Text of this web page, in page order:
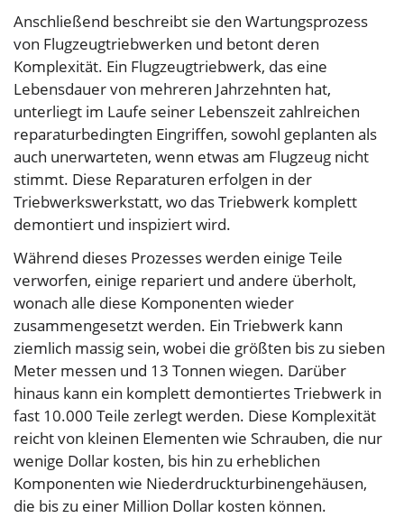
Anschließend beschreibt sie den Wartungsprozess
von Flugzeugtriebwerken und betont deren
Komplexität. Ein Flugzeugtriebwerk, das eine
Lebensdauer von mehreren Jahrzehnten hat,
unterliegt im Laufe seiner Lebenszeit zahlreichen
reparaturbedingten Eingriffen, sowohl geplanten als
auch unerwarteten, wenn etwas am Flugzeug nicht
stimmt. Diese Reparaturen erfolgen in der
Triebwerkswerkstatt, wo das Triebwerk komplett
demontiert und inspiziert wird.
Während dieses Prozesses werden einige Teile
verworfen, einige repariert und andere überholt,
wonach alle diese Komponenten wieder
zusammengesetzt werden. Ein Triebwerk kann
ziemlich massig sein, wobei die größten bis zu sieben
Meter messen und 13 Tonnen wiegen. Darüber
hinaus kann ein komplett demontiertes Triebwerk in
fast 10.000 Teile zerlegt werden. Diese Komplexität
reicht von kleinen Elementen wie Schrauben, die nur
wenige Dollar kosten, bis hin zu erheblichen
Komponenten wie Niederdruckturbinengehäusen,
die bis zu einer Million Dollar kosten können.